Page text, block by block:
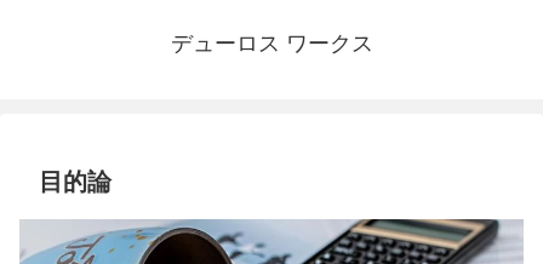
デューロス ワークス
目的論